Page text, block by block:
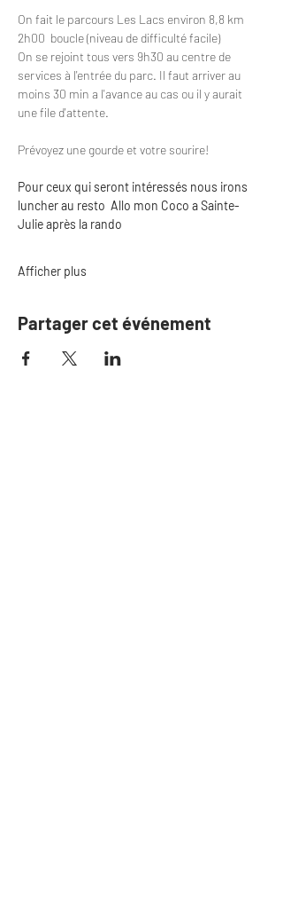
On fait le parcours Les Lacs environ 8,8 km
2h00  boucle (niveau de difficulté facile)
On se rejoint tous vers 9h30 au centre de
services à l'entrée du parc. Il faut arriver au
moins 30 min a l'avance au cas ou il y aurait
une file d'attente.
Prévoyez une gourde et votre sourire!
Pour ceux qui seront intéressés nous irons
luncher au resto  Allo mon Coco a Sainte-
Julie après la rando
Afficher plus
Partager cet événement